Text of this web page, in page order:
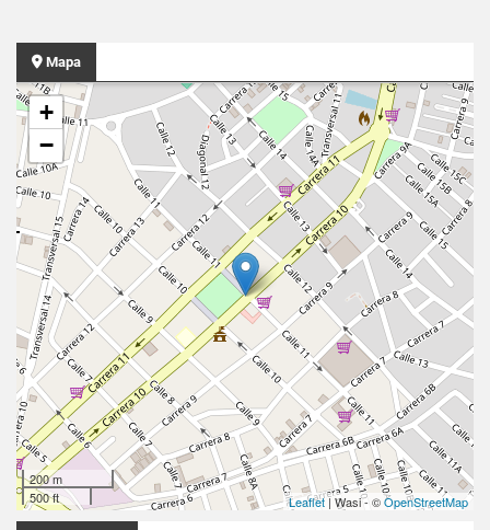
Mapa
+
−
200 m
500 ft
Leaflet| Wasi - ©OpenStreetMap